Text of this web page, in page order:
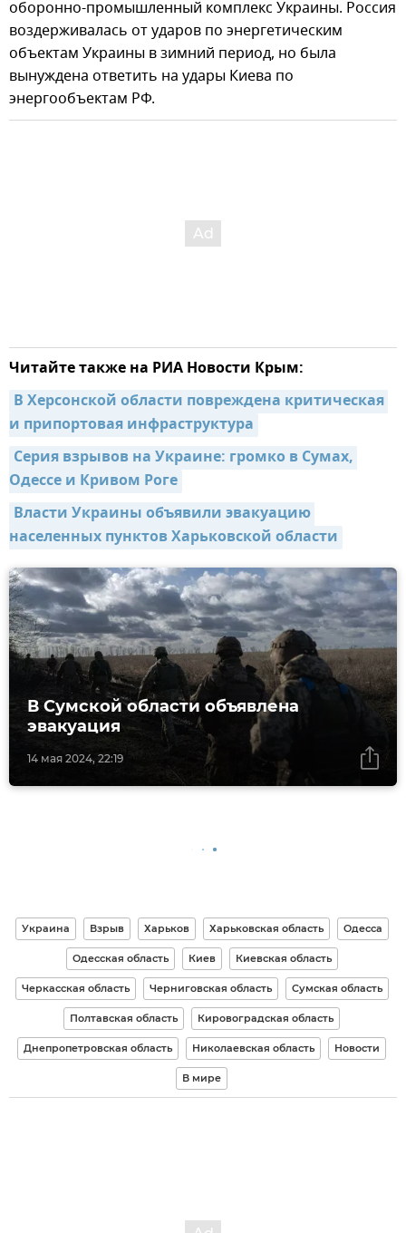
оборонно-промышленный комплекс Украины. Россия
воздерживалась от ударов по энергетическим
объектам Украины в зимний период, но была
вынуждена ответить на удары Киева по
энергообъектам РФ.
Читайте также на РИА Новости Крым:
В Херсонской области повреждена критическая
и припортовая инфраструктура
Серия взрывов на Украине: громко в Сумах,
Одессе и Кривом Роге
Власти Украины объявили эвакуацию
населенных пунктов Харьковской области
14 мая 2024, 22:19
В Сумской области объявлена
эвакуация
Украина Взрыв Харьков Харьковская область Одесса
Одесская область Киев Киевская область
Черкасская область Черниговская область Сумская область
Полтавская область Кировоградская область
Днепропетровская область Николаевская область Новости
В мире